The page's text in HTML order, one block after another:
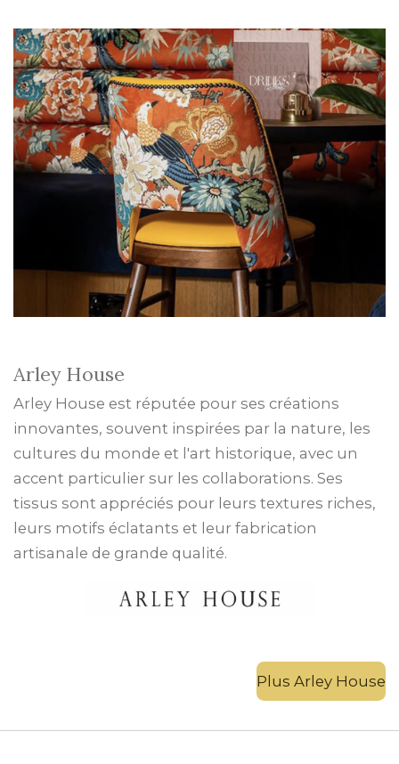
Arley House
Arley House est réputée pour ses créations
innovantes, souvent inspirées par la nature, les
cultures du monde et l'art historique, avec un
accent particulier sur les collaborations. Ses
tissus sont appréciés pour leurs textures riches,
leurs motifs éclatants et leur fabrication
artisanale de grande qualité.
Plus Arley House